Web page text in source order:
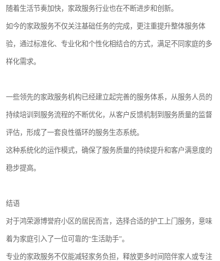
随着生活节奏加快，家政服务行业也在不断进步和创新。
如今的家政服务不仅关注基础任务的完成，更注重提升整体服务体
验，通过标准化、专业化和个性化相结合的方式，满足不同家庭的多
样化需求。
一些领先的家政服务机构已经建立起完善的服务体系，从服务人员的
持续培训到服务流程的不断优化，从客户反馈机制到服务质量的监督
评估，形成了一套良性循环的服务生态系统。
这种系统化的运作模式，确保了服务质量的持续提升和客户满意度的
稳步提高。
结语
对于鸿荣源博誉府小区的居民而言，选择合适的护工上门服务，意味
着为家庭引入了一位可靠的“生活助手”。
专业的家政服务不仅能减轻家务负担，释放更多时间陪伴家人或专注